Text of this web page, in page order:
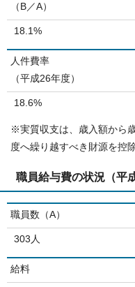
（B／A）
18.1%
人件費率
（平成26年度）
18.6%
※実質収支は、歳入額から
度へ繰り越すべき財源を控
職員給与費の状況（平
職員数（A）
303人
給料